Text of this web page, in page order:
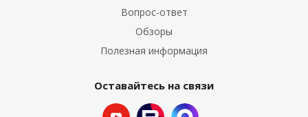
Вопрос-ответ
Обзоры
Полезная информация
Оставайтесь на связи